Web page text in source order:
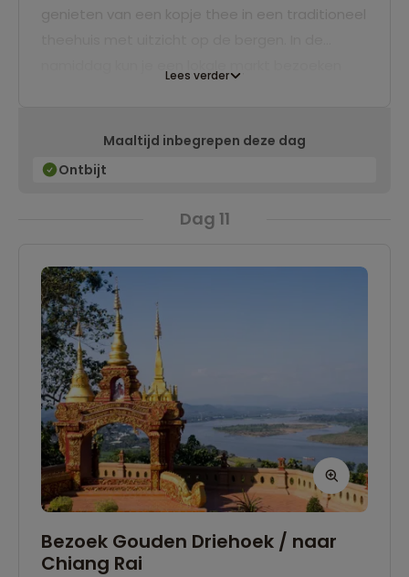
Let op: soms sluiten de markten in het
laagseizoen vroeg. We overnachten in een
Lees verder
Maaltijd inbegrepen deze dag
Ontbijt
Dag 11
Bezoek Gouden Driehoek / naar
Chiang Rai